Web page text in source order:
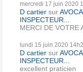
mercredi 17 juin 2020
D cartier sur
INSPECTEUR...
MERCI DE VOTRE
lundi 15 juin 2020
D cartier sur
INSPECTEUR...
excellent praticien